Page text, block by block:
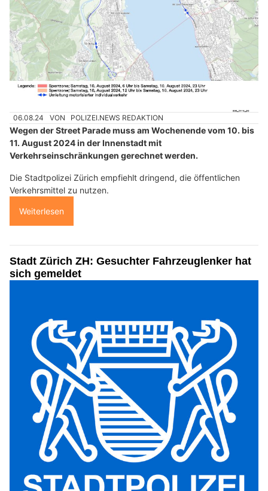
06.08.24 VON POLIZEI.NEWS REDAKTION
Wegen der Street Parade muss am Wochenende vom 10. bis
11. August 2024 in der Innenstadt mit
Verkehrseinschränkungen gerechnet werden.
Die Stadtpolizei Zürich empfiehlt dringend, die öffentlichen
Verkehrsmittel zu nutzen.
Weiterlesen
Stadt Zürich ZH: Gesuchter Fahrzeuglenker hat
sich gemeldet